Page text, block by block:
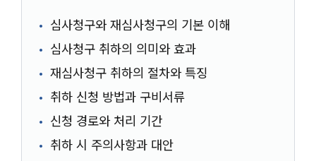
심사청구와 재심사청구의 기본 이해
심사청구 취하의 의미와 효과
재심사청구 취하의 절차와 특징
취하 신청 방법과 구비서류
신청 경로와 처리 기간
취하 시 주의사항과 대안